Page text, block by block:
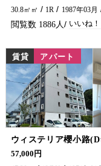
30.8㎡㎡
1R 1987年03月
1886
賃貸 アパート
ウィステリア櫻小路
ペットが飼える1LDKに退去予定がでました！ 近くにコンビニやドラッグス
57,000円